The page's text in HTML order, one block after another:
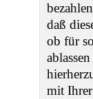
daß
ob für
mit